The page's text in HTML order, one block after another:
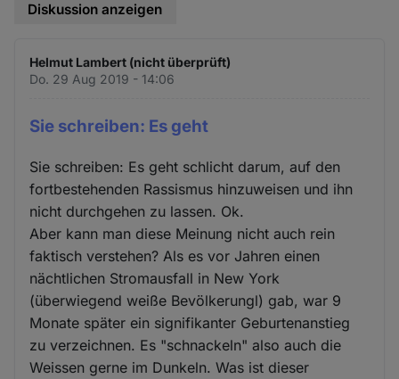
Diskussion anzeigen
Helmut Lambert (nicht überprüft)
Do. 29 Aug 2019 - 14:06
Sie schreiben: Es geht
Sie schreiben: Es geht schlicht darum, auf den
fortbestehenden Rassismus hinzuweisen und ihn
nicht durchgehen zu lassen. Ok.
Aber kann man diese Meinung nicht auch rein
faktisch verstehen? Als es vor Jahren einen
nächtlichen Stromausfall in New York
(überwiegend weiße Bevölkerungl) gab, war 9
Monate später ein signifikanter Geburtenanstieg
zu verzeichnen. Es "schnackeln" also auch die
Weissen gerne im Dunkeln. Was ist dieser